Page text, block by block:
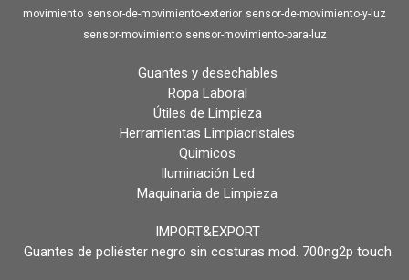
movimiento sensor-de-movimiento-exterior sensor-de-movimiento-y-luz
sensor-movimiento sensor-movimiento-para-luz
Guantes y desechables
Ropa Laboral
Útiles de Limpieza
Herramientas Limpiacristales
Quimicos
Iluminación Led
Maquinaria de Limpieza
IMPORT&EXPORT
Guantes de poliéster negro sin costuras mod. 700ng2p touch